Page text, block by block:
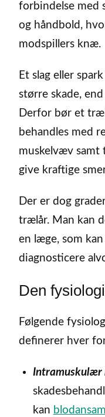
forbindelse med
og håndbold,
modspillers knæ.
Et slag eller
større skade,
Derfor bør et
behandles med
muskelvæv samt
give kraftige
Der er dog
trælår. Man kan
en læge, som
diagnosticere
Den
Følgende
definerer hver
Intramuskulær
kan